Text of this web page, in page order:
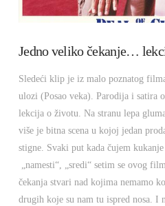
Jedno veliko čekanje…
Sledeći klip je iz malo poznatog
ulozi (Posao veka). Parodija i satira
lekcija o životu. Na stranu lepa
više je bitna scena u kojoj jedan
stigne. Svaki put kada čujem kukanje
„namesti“, „sredi“ setim se ovog
čekanja stvari nad kojima nemamo
drugih koje su nam tu ispred nosa.